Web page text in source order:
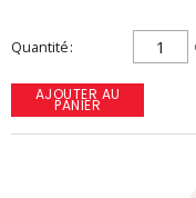
Quantité
AJOUTER AU
PANIER